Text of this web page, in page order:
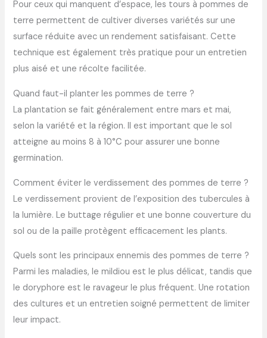
Pour ceux qui manquent d’espace, les tours à pommes de
terre permettent de cultiver diverses variétés sur une
surface réduite avec un rendement satisfaisant. Cette
technique est également très pratique pour un entretien
plus aisé et une récolte facilitée.
Quand faut-il planter les pommes de terre ?
La plantation se fait généralement entre mars et mai,
selon la variété et la région. Il est important que le sol
atteigne au moins 8 à 10°C pour assurer une bonne
germination.
Comment éviter le verdissement des pommes de terre ?
Le verdissement provient de l’exposition des tubercules à
la lumière. Le buttage régulier et une bonne couverture du
sol ou de la paille protègent efficacement les plants.
Quels sont les principaux ennemis des pommes de terre ?
Parmi les maladies, le mildiou est le plus délicat, tandis que
le doryphore est le ravageur le plus fréquent. Une rotation
des cultures et un entretien soigné permettent de limiter
leur impact.